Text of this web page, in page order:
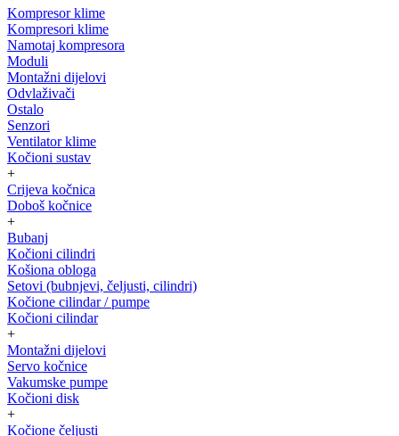
Kompresor klime
Kompresori klime
Namotaj kompresora
Moduli
Montažni dijelovi
Odvlaživači
Ostalo
Senzori
Ventilator klime
Kočioni sustav
+
Crijeva kočnica
Doboš kočnice
+
Bubanj
Kočioni cilindri
Košiona obloga
Setovi (bubnjevi, čeljusti, cilindri)
Kočione cilindar / pumpe
Kočioni cilindar
+
Montažni dijelovi
Servo kočnice
Vakumske pumpe
Kočioni disk
+
Kočione čeljusti